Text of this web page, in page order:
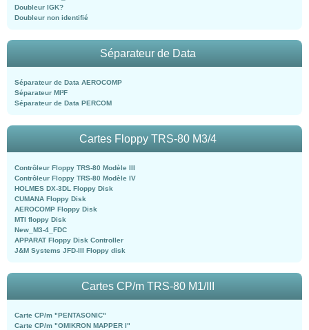
Doubleur IGK?
Doubleur non identifié
Séparateur de Data
Séparateur de Data AEROCOMP
Séparateur MI²F
Séparateur de Data PERCOM
Cartes Floppy TRS-80 M3/4
Contrôleur Floppy TRS-80 Modèle III
Contrôleur Floppy TRS-80 Modèle IV
HOLMES DX-3DL Floppy Disk
CUMANA Floppy Disk
AEROCOMP Floppy Disk
MTI floppy Disk
New_M3-4_FDC
APPARAT Floppy Disk Controller
J&M Systems JFD-III Floppy disk
Cartes CP/m TRS-80 M1/III
Carte CP/m "PENTASONIC"
Carte CP/m "OMIKRON MAPPER I"